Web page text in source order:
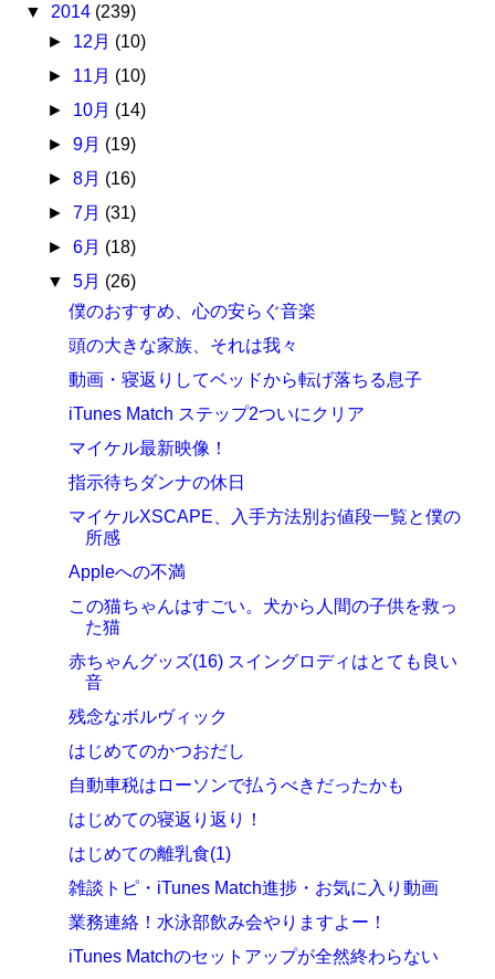
▼ 2014 (239)
► 12月 (10)
► 11月 (10)
► 10月 (14)
► 9月 (19)
► 8月 (16)
► 7月 (31)
► 6月 (18)
▼ 5月 (26)
僕のおすすめ、心の安らぐ音楽
頭の大きな家族、それは我々
動画・寝返りしてベッドから転げ落ちる息子
iTunes Match ステップ2ついにクリア
マイケル最新映像！
指示待ちダンナの休日
マイケルXSCAPE、入手方法別お値段一覧と僕の
所感
Appleへの不満
この猫ちゃんはすごい。犬から人間の子供を救っ
た猫
赤ちゃんグッズ(16) スイングロディはとても良い
音
残念なボルヴィック
はじめてのかつおだし
自動車税はローソンで払うべきだったかも
はじめての寝返り返り！
はじめての離乳食(1)
雑談トピ・iTunes Match進捗・お気に入り動画
業務連絡！水泳部飲み会やりますよー！
iTunes Matchのセットアップが全然終わらない